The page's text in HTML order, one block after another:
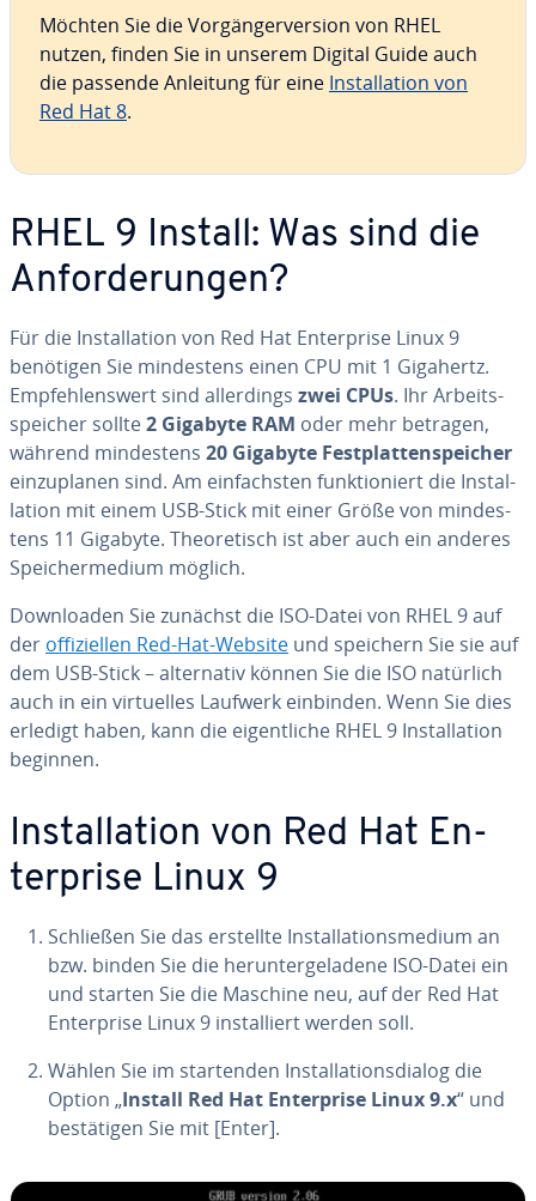
Möchten Sie die Vor­gän­ger­ver­si­on von RHEL
nutzen, finden Sie in unserem Digital Guide auch
die passende Anleitung für eine In­stal­la­ti­on von
Red Hat 8.
RHEL 9 Install: Was sind die
An­for­de­run­gen?
Für die In­stal­la­ti­on von Red Hat En­ter­pri­se Linux 9
benötigen Sie min­des­tens einen CPU mit 1 Gigahertz.
Emp­feh­lens­wert sind al­ler­dings zwei CPUs. Ihr Ar­beits­
spei­cher sollte2 Gigabyte RAM oder mehr betragen,
während min­des­tens 20 Gigabyte Fest­plat­ten­spei­cher
ein­zu­pla­nen sind. Am ein­fachs­ten funk­tio­niert die In­stal­
la­ti­on mit einem USB-Stick mit einer Größe von min­des­
tens 11 Gigabyte. Theo­re­tisch ist aber auch ein anderes
Spei­cher­me­di­um möglich.
Down­loa­den Sie zunächst die ISO-Datei von RHEL 9 auf
der of­fi­zi­el­len Red-Hat-Website und speichern Sie sie auf
dem USB-Stick – al­ter­na­tiv können Sie die ISO natürlich
auch in ein vir­tu­el­les Laufwerk einbinden. Wenn Sie dies
erledigt haben, kann die ei­gent­li­che RHEL 9 In­stal­la­ti­on
beginnen.
In­stal­la­ti­on von Red Hat En­
ter­pri­se Linux 9
Schließen Sie das erstellte In­stal­la­ti­ons­me­di­um an
bzw. binden Sie die her­un­ter­ge­la­de­ne ISO-Datei ein
und starten Sie die Maschine neu, auf der Red Hat
En­ter­pri­se Linux 9 in­stal­liert werden soll.
Wählen Sie im star­ten­den In­stal­la­ti­ons­dia­log die
Option „Install Red Hat En­ter­pri­se Linux 9.x“ und
be­stä­ti­gen Sie mit [Enter].